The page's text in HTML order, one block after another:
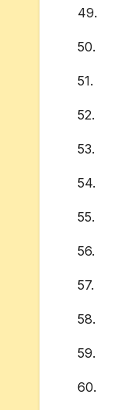
49.
50.
51.
52.
53.
54.
55.
56.
57.
58.
59.
60.